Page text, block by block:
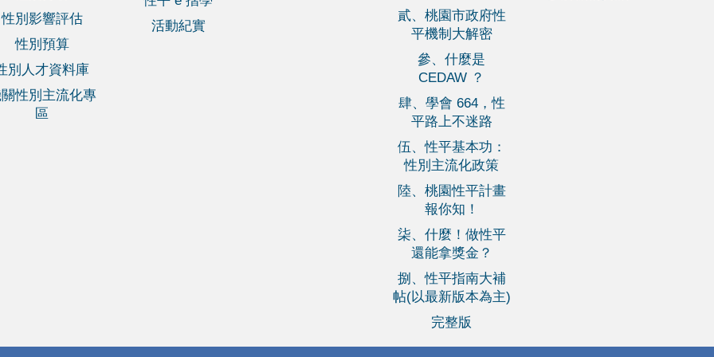
性別影響評估
性別預算
別人才資料庫
性別主流化專
區
活動紀實
貳、桃園市政府性
平機制大解密
參、什麼是
CEDAW ？
肆、學會 664，性
平路上不迷路
伍、性平基本功：
性別主流化政策
陸、桃園性平計畫
報你知！
柒、什麼！做性平
還能拿獎金？
捌、性平指南大補
帖(以最新版本為主)
完整版